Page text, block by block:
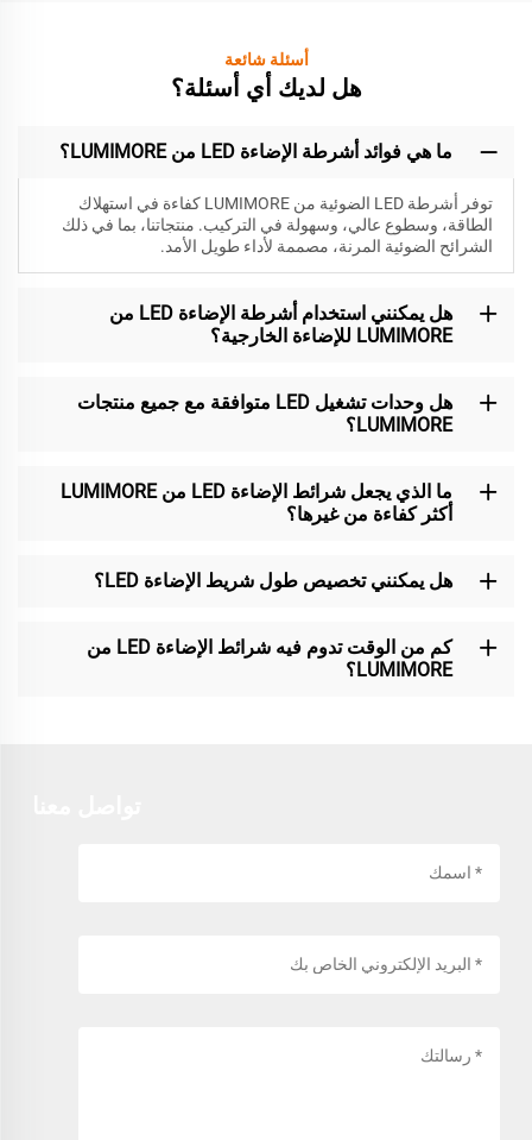
أسئلة شائعة
هل لديك أي أسئلة؟
ما هي فوائد أشرطة الإضاءة LED من LUMIMORE؟
توفر أشرطة LED الضوئية من LUMIMORE كفاءة في استهلاك
الطاقة، وسطوع عالي، وسهولة في التركيب. منتجاتنا، بما في ذلك
الشرائح الضوئية المرنة، مصممة لأداء طويل الأمد.
هل يمكنني استخدام أشرطة الإضاءة LED من
LUMIMORE للإضاءة الخارجية؟
هل وحدات تشغيل LED متوافقة مع جميع منتجات
LUMIMORE؟
ما الذي يجعل شرائط الإضاءة LED من LUMIMORE
أكثر كفاءة من غيرها؟
هل يمكنني تخصيص طول شريط الإضاءة LED؟
كم من الوقت تدوم فيه شرائط الإضاءة LED من
LUMIMORE؟